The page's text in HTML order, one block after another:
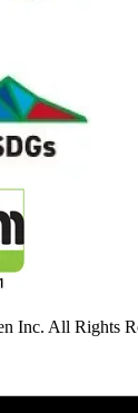
Inc. All Rights